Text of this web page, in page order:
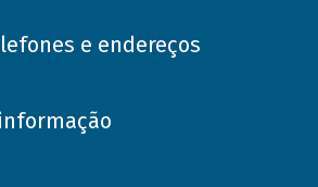
e endereços